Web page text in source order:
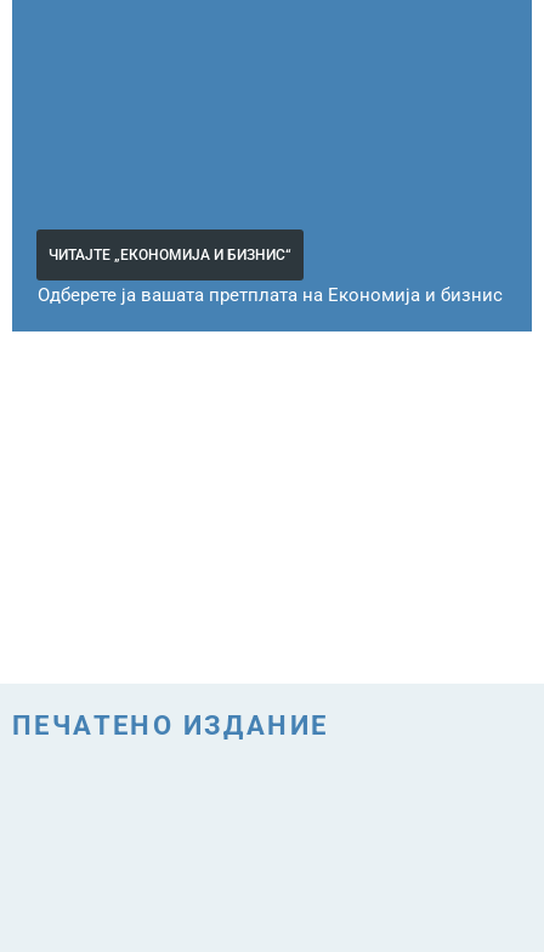
ЧИТАЈТЕ „ЕКОНОМИЈА И БИЗНИС“
Одберете ја вашата претплата на Економија и бизнис
ПЕЧАТЕНО ИЗДАНИЕ